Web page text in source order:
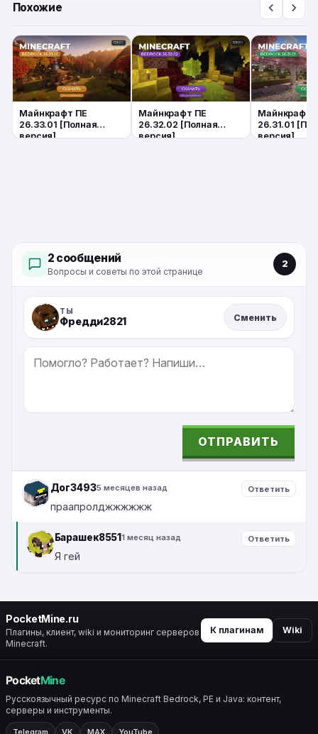
Похожие
Майнкрафт ПЕ
26.33.01 [Полная
версия]
Майнкрафт ПЕ
26.32.02 [Полная
версия]
Майнкрафт
26.31.01
версия]
2 сообщений
Вопросы и советы по этой странице
2
ТЫ
Фредди2821 Сменить
СООБЩЕНИЕ
ОТПРАВИТЬ
Дог34935 месяцев назад Ответить
праапролджжжжжж
Барашек85511 месяц назад Ответить
Я гей
PocketMine.ru
Плагины, клиент, wiki и мониторинг серверов
Minecraft.
К плагинам Wiki
Русскоязычный ресурс по Minecraft Bedrock, PE и Java: контент,
серверы и инструменты.
Telegram VK MAX YouTube